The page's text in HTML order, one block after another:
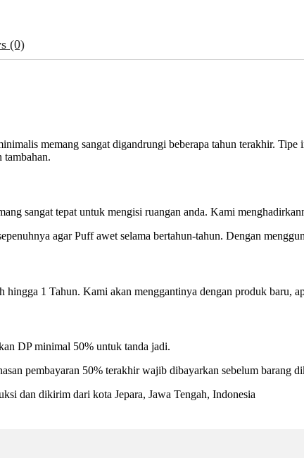
(0)
memang sangat digandrungi beberapa tahun terakhir.
tambahan.
sangat tepat untuk mengisi ruangan anda. Kami
agar Puff awet selama bertahun-tahun. Dengan
1 Tahun. Kami akan menggantinya dengan produk baru,
DP minimal 50% untuk tanda jadi.
pembayaran 50% terakhir wajib dibayarkan sebelum barang
dan dikirim dari kota Jepara, Jawa Tengah, Indonesia